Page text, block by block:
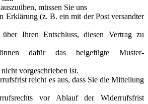
müssen Sie uns
Erklärung (z. B. ein mit der Post versandter
Ihren Entschluss, diesen Vertrag zu
dafür das beigefügte Muster-
vorgeschrieben ist.
reicht es aus, dass Sie die Mitteilung
vor Ablauf der Widerrufsfrist